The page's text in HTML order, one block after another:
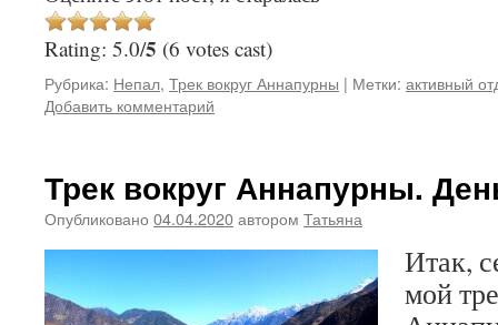
Rating: 5.0/5 (6 votes cast)
Рубрика: Непал, Трек вокруг Аннапурны | Метки: активный
Добавить комментарий
Трек вокруг Аннапурны.
Опубликовано 04.04.2020автором Татьяна
Итак,
мой